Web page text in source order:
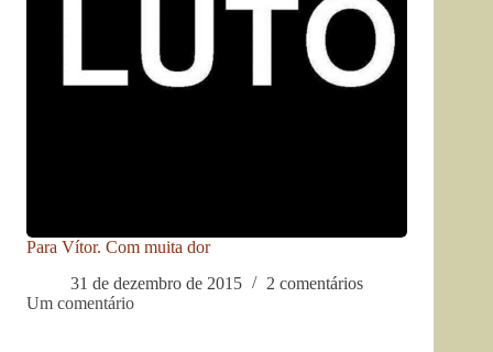
Para Vítor. Com muita dor
31 de dezembro de 2015
2 comentários
Um comentário